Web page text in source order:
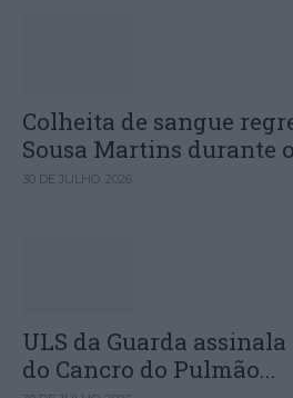
Colheita de sangue
Sousa Martins durante
30 DE JULHO, 2026
ULS da Guarda
do Cancro do Pulmão...